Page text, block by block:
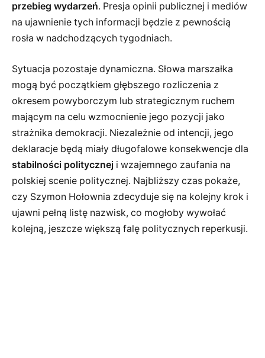
przebieg wydarzeń. Presja opinii publicznej i mediów
na ujawnienie tych informacji będzie z pewnością
rosła w nadchodzących tygodniach.
Sytuacja pozostaje dynamiczna. Słowa marszałka
mogą być początkiem głębszego rozliczenia z
okresem powyborczym lub strategicznym ruchem
mającym na celu wzmocnienie jego pozycji jako
strażnika demokracji. Niezależnie od intencji, jego
deklaracje będą miały długofalowe konsekwencje dla
stabilności politycznej i wzajemnego zaufania na
polskiej scenie politycznej. Najbliższy czas pokaże,
czy Szymon Hołownia zdecyduje się na kolejny krok i
ujawni pełną listę nazwisk, co mogłoby wywołać
kolejną, jeszcze większą falę politycznych reperkusji.